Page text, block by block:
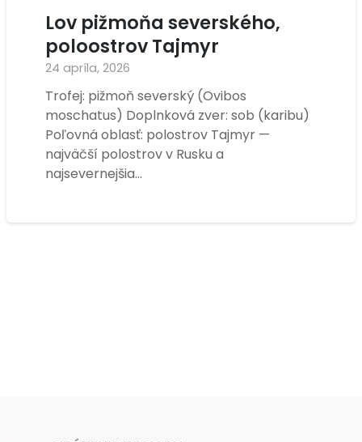
Lov pižmoňa severského,
poloostrov Tajmyr
24 apríla, 2026
Trofej: pižmoň severský (Ovibos
moschatus) Doplnková zver: sob (karibu)
Poľovná oblasť: polostrov Tajmyr —
najväčší polostrov v Rusku a
najsevernejšia…